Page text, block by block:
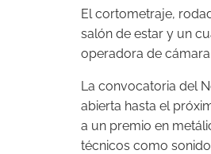
El cortometraje,
salón de estar y un
operadora de cámara.
La convocatoria del
abierta hasta el
a un premio en
técnicos como